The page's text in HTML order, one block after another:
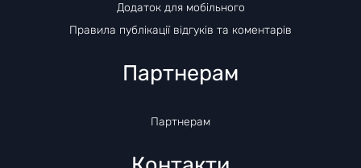
Додаток для мобільного
Правила публікації відгуків та коментарів
Партнерам
Партнерам